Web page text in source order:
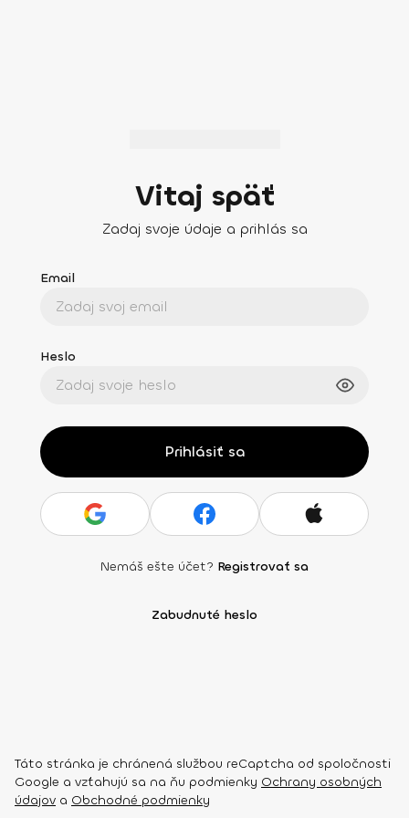
Vitaj späť
Zadaj svoje údaje a prihlás sa
Email
Heslo
Prihlásiť sa
Nemáš ešte účet? Registrovať sa
Zabudnuté heslo
Táto stránka je chránená službou reCaptcha od spoločnosti
Google a vzťahujú sa na ňu podmienky Ochrany osobných
údajov a Obchodné podmienky